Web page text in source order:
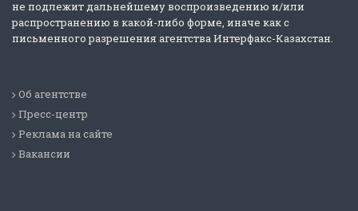
не подлежит дальнейшему воспроизведению и/или
распространению в какой-либо форме, иначе как с
письменного разрешения агентства Интерфакс-Казахстан.
Об агентстве
Пресс-центр
Реклама на сайте
Вакансии